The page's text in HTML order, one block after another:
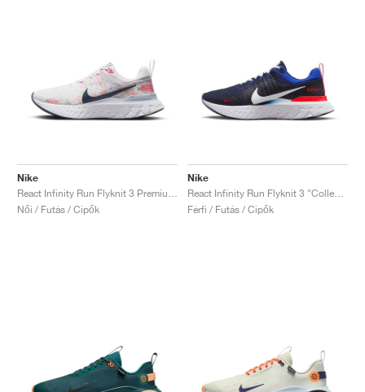
Nike
Női / Futás / Cipők
Nike
Férfi / Futás / Cipők